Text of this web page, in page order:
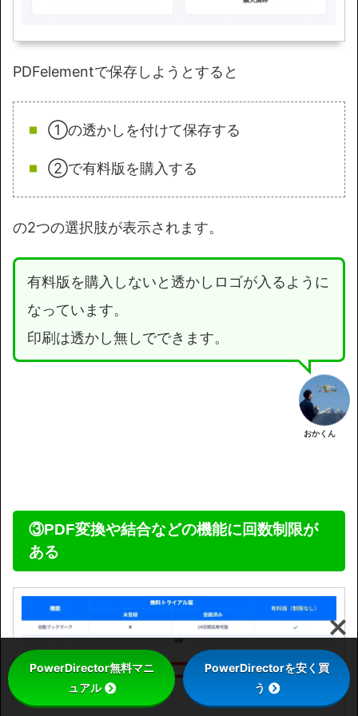
PDFelementで保存しようとすると
①の透かしを付けて保存する
②で有料版を購入する
の2つの選択肢が表示されます。
有料版を購入しないと透かしロゴが入るように
なっています。
印刷は透かし無しでできます。
おかくん
③PDF変換や結合などの機能に回数制限が
ある
PowerDirector無料マニ
ュアル
PowerDirectorを安く買
う